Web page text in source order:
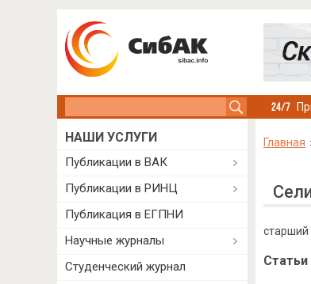
Главная
старший
НАШИ УСЛУГИ
Публикации в ВАК
Публикации в РИНЦ
Публикация в ЕГПНИ
Научные журналы
Студенческий журнал